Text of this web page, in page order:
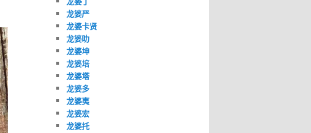
龙婆严
龙婆卡贤
龙婆叻
龙婆坤
龙婆培
龙婆塔
龙婆多
龙婆夷
龙婆宏
龙婆托